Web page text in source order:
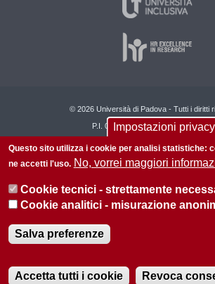
© 2026 Università di Padova - Tutti i diritti
P.I. 00742430283 C.F. 80006480281
Impostazioni privacy
Questo sito utilizza i cookie per analisi statistiche:
ne accetti l'uso. No, vorrei maggiori
Cookie tecnici - strettamente
Cookie analitici - misurazione
Salva preferenze
Accetta tutti i cookie Revoca